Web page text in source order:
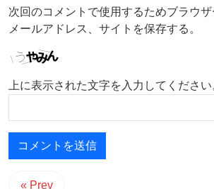
次回のコメントで使用するためブラウザ
メールアドレス、サイトを保存する。
上に表示された文字を入力してください
« Prev